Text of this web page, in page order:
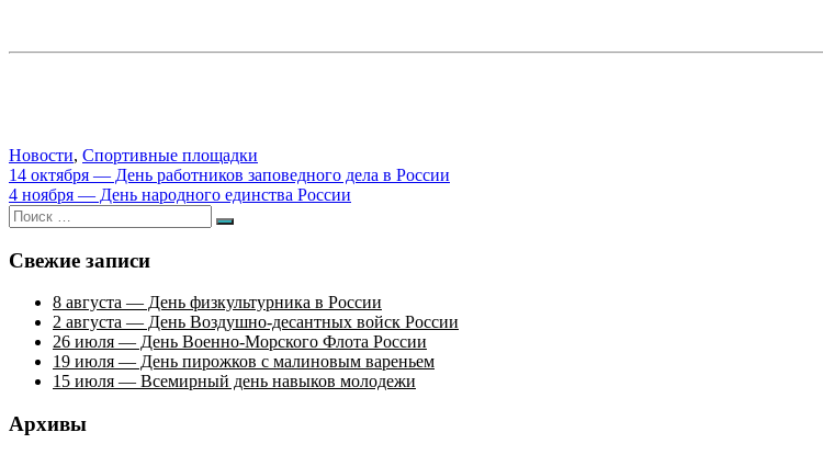
Новости, Спортивные площадки
Навигация
по
записям
14 октября — День работников заповедного дела в России
4 ноября — День народного единства России
Искать:
Поиск
Свежие записи
8 августа — День физкультурника в России
2 августа — День Воздушно-десантных войск России
26 июля — День Военно-Морского Флота России
19 июля — День пирожков с малиновым вареньем
15 июля — Всемирный день навыков молодежи
Архивы